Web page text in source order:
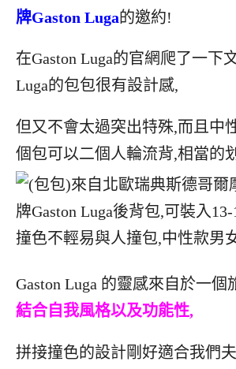
牌Gaston Luga的邀約!
在Gaston Luga的官網爬了一下
Luga的包包很有設計感,
但又不會太過突出特殊,而且中
個包可以二個人輪流背,相當的
Gaston Luga 的靈感來自於一個
結合自我風格以及功能性,
拼接撞色的設計剛好適合我們